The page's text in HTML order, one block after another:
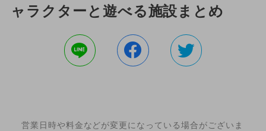
ャラクターと遊べる施設まとめ
営業日時や料金などが変更になっている場合がございま